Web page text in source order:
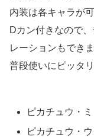
内装は各キャラが
Dカン付きなので
レーションもできま
普段使いにピッタ
ピカチュウ・ミ
ピカチュウ・